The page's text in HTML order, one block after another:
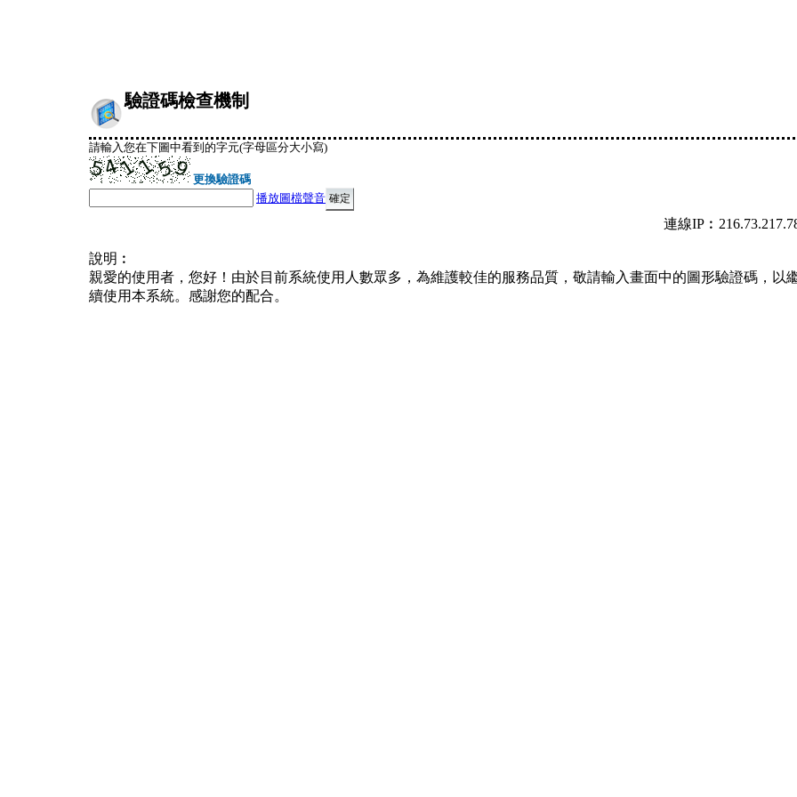
驗證碼檢查機制
請輸入您在下圖中看到的字元(字母區分大小寫)
更換驗證碼
播放圖檔聲音
連線
說明︰
親愛的使用者，您好！由於目前系統使用人數眾多，為維護較佳的服務品質，敬請輸入畫面中的圖形驗證碼，以
續使用本系統。感謝您的配合。